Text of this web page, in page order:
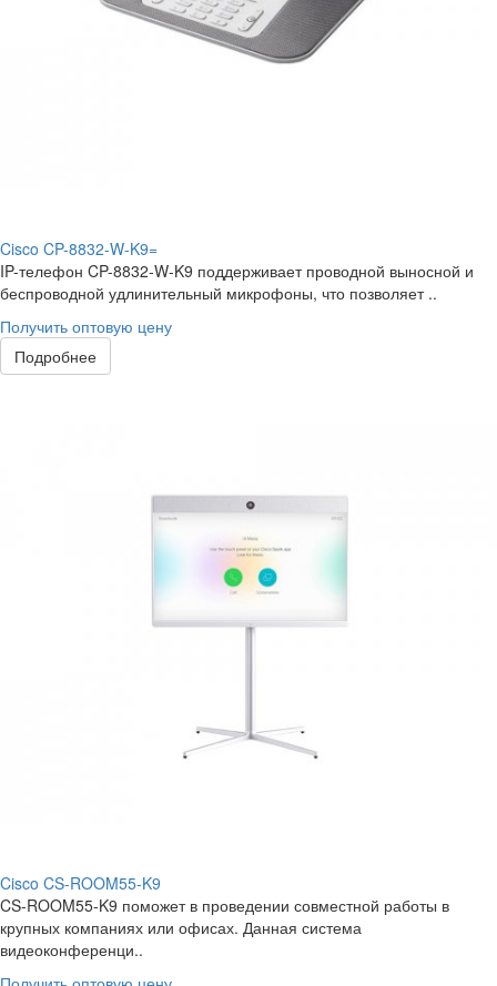
Cisco CP-8832-W-K9=
IP-телефон CP-8832-W-K9 поддерживает проводной выносной и
беспроводной удлинительный микрофоны, что позволяет ..
Получить оптовую цену
Подробнее
Cisco CS-ROOM55-K9
CS-ROOM55-K9 поможет в проведении совместной работы в
крупных компаниях или офисах. Данная система
видеоконференци..